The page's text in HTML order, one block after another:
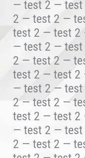
— test 2 —
2 — test 2 —
test 2 — test
— test 2 —
2 — test 2 —
test 2 — test
— test 2 —
2 — test 2 —
test 2 — test
— test 2 —
2 — test 2 —